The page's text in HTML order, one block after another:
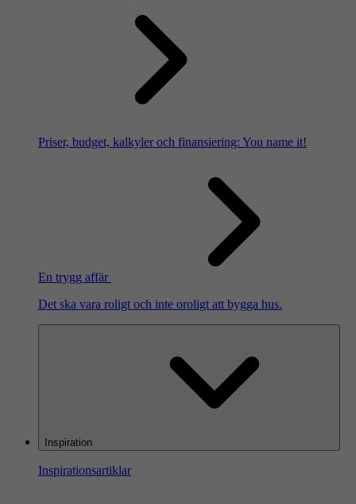
Priser, budget, kalkyler och finansiering: You name it!
En trygg affär
Det ska vara roligt och inte oroligt att bygga hus.
Inspiration
Inspirationsartiklar